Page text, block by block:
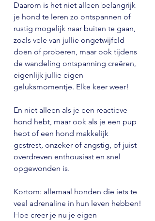
Daarom is het niet alleen belangrijk
je hond te leren zo ontspannen of
rustig mogelijk naar buiten te gaan,
zoals vele van jullie ongetwijfeld
doen of proberen, maar ook tijdens
de wandeling ontspanning creëren,
eigenlijk jullie eigen
geluksmomentje. Elke keer weer!
En niet alleen als je een reactieve
hond hebt, maar ook als je een pup
hebt of een hond makkelijk
gestrest, onzeker of angstig, of juist
overdreven enthousiast en snel
opgewonden is.
Kortom: allemaal honden die iets te
veel adrenaline in hun leven hebben!
Hoe creer je nu je eigen